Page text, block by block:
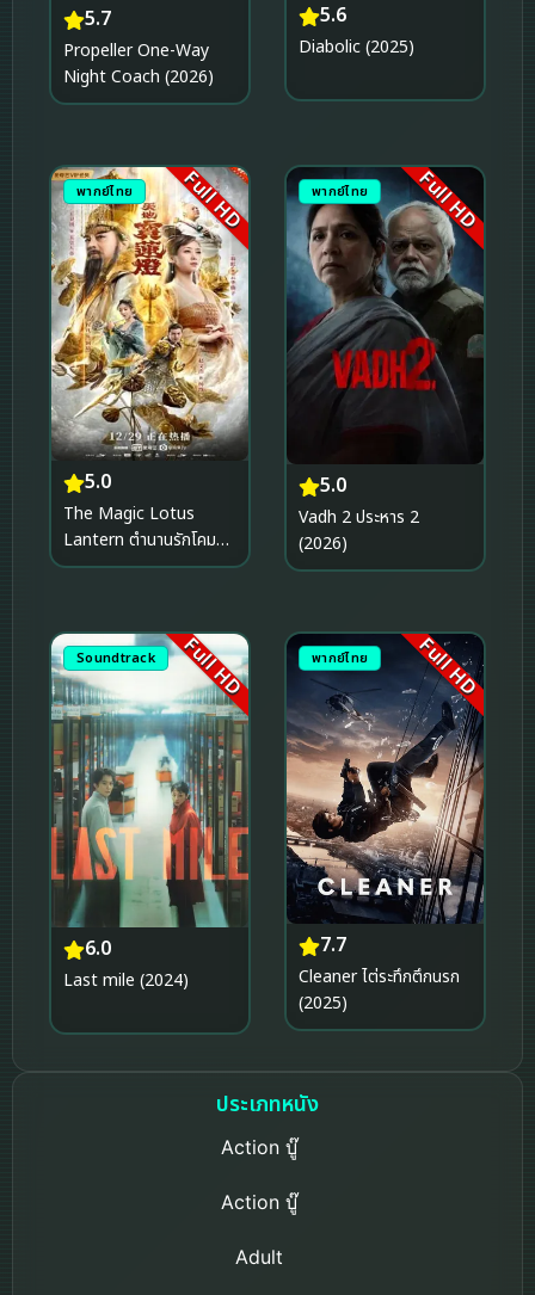
5.7
Propeller One-Way
Night Coach (2026)
5.6
Diabolic (2025)
พากย์ไทย Full HD
5.0
The Magic Lotus
Lantern ตำนานรักโคม
สวรรค์ (2021)
พากย์ไทย Full HD
5.0
Vadh 2 ประหาร 2
(2026)
Soundtrack Full HD
6.0
Last mile (2024)
พากย์ไทย Full HD
7.7
Cleaner ไต่ระทึกตึกนรก
(2025)
ประเภทหนัง
Action บู๊
Action บู๊
Adult